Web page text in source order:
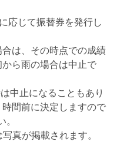
応じて振替券を発行し
は、その時点での成績
ら雨の場合は中止で
中止になることもあり
間前に決定しますので
。
真が掲載されます。